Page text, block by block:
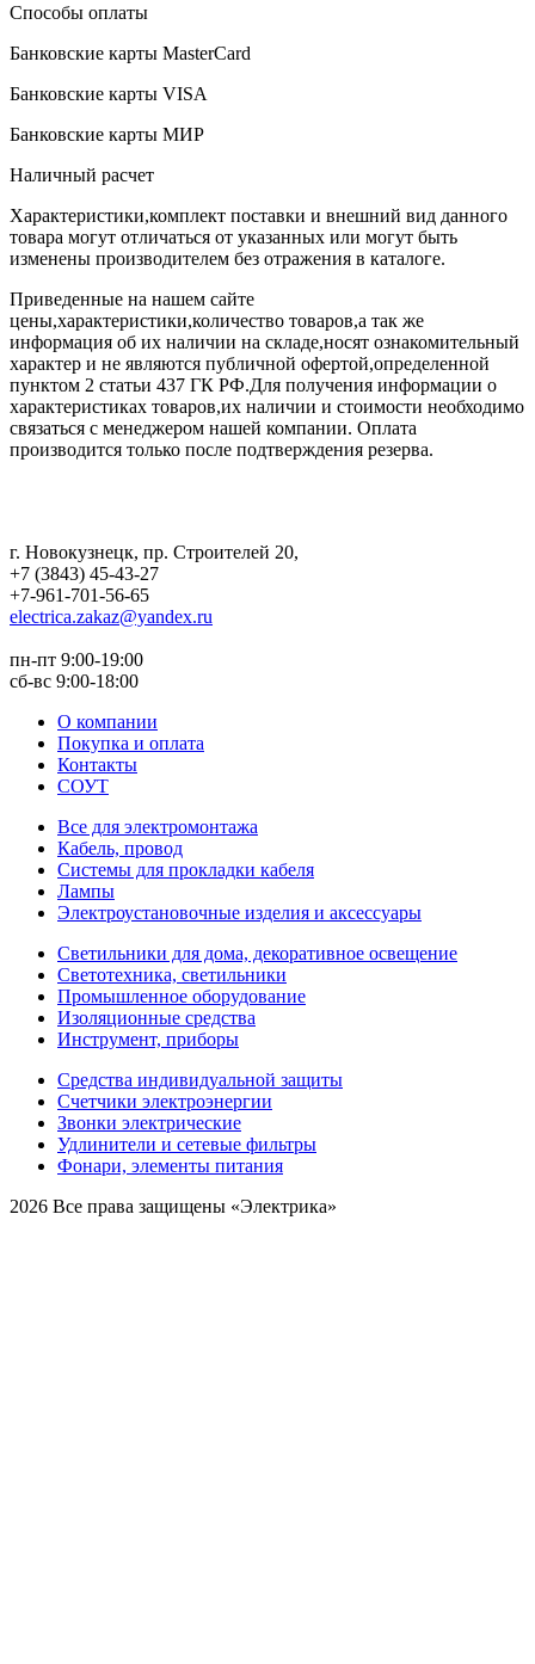
Способы оплаты
Банковские карты MasterCard
Банковские карты VISA
Банковские карты МИР
Наличный расчет
Характеристики,комплект поставки и внешний вид данного
товара могут отличаться от указанных или могут быть
изменены производителем без отражения в каталоге.
Приведенные на нашем сайте
цены,характеристики,количество товаров,а так же
информация об их наличии на складе,носят ознакомительный
характер и не являются публичной офертой,определенной
пунктом 2 статьи 437 ГК РФ.Для получения информации о
характеристиках товаров,их наличии и стоимости необходимо
связаться с менеджером нашей компании. Оплата
производится только после подтверждения резерва.
г. Новокузнецк, пр. Строителей 20,
+7 (3843) 45-43-27
+7-961-701-56-65
electrica.zakaz@yandex.ru
пн-пт 9:00-19:00
сб-вс 9:00-18:00
О компании
Покупка и оплата
Контакты
СОУТ
Все для электромонтажа
Кабель, провод
Системы для прокладки кабеля
Лампы
Электроустановочные изделия и аксессуары
Светильники для дома, декоративное освещение
Светотехника, светильники
Промышленное оборудование
Изоляционные средства
Инструмент, приборы
Средства индивидуальной защиты
Счетчики электроэнергии
Звонки электрические
Удлинители и сетевые фильтры
Фонари, элементы питания
2026 Все права защищены «Электрика»